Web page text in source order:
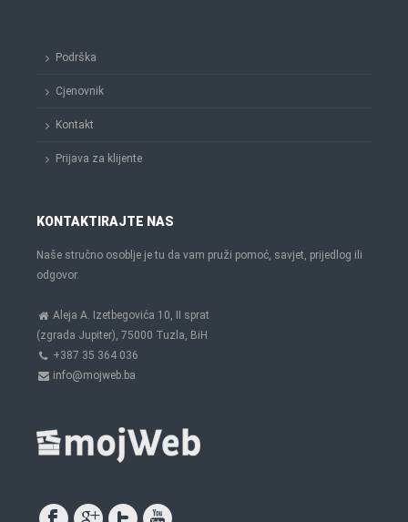
Podrška
Cjenovnik
Kontakt
Prijava za klijente
KONTAKTIRAJTE NAS
Naše stručno osoblje je tu da vam pruži pomoć, savjet, prijedlog ili
odgovor.
Aleja A. Izetbegovića 10, II sprat
(zgrada Jupiter), 75000 Tuzla, BiH
+387 35 364 036
info@mojweb.ba